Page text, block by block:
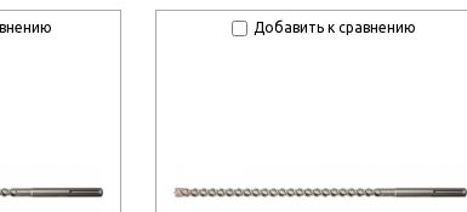
Добавить к сравнению